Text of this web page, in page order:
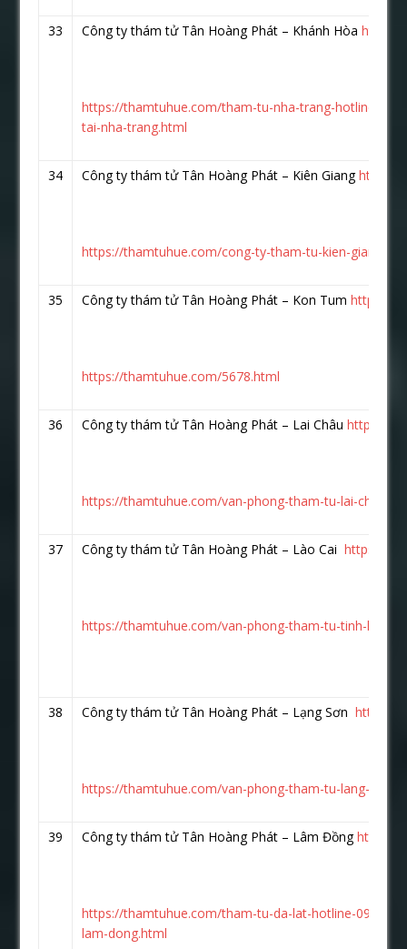
33 Công ty thám tử Tân Hoàng Phát – Khánh Hòahttps://
https://thamtuhue.com/tham-tu-nha-trang-hotline-
tai-nha-trang.html
34 Công ty thám tử Tân Hoàng Phát – Kiên Gianghttps://
https://thamtuhue.com/cong-ty-tham-tu-kien-giang-
35 Công ty thám tử Tân Hoàng Phát – Kon Tumhttps://
https://thamtuhue.com/5678.html
36 Công ty thám tử Tân Hoàng Phát – Lai Châuhttps://
https://thamtuhue.com/van-phong-tham-tu-lai-
37 Công ty thám tử Tân Hoàng Phát – Lào Caihttps://
https://thamtuhue.com/van-phong-tham-tu-tinh-lao-
38 Công ty thám tử Tân Hoàng Phát – Lạng Sơnhttps://
https://thamtuhue.com/van-phong-tham-tu-lang-
39 Công ty thám tử Tân Hoàng Phát – Lâm Đồnghttps://
https://thamtuhue.com/tham-tu-da-lat-hotline-093-
lam-dong.html